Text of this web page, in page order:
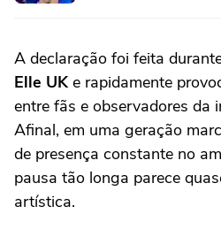
A declaração foi feita
Elle UK e rapidamente
entre fãs e observadores da
Afinal, em uma geração
de presença constante no
pausa tão longa parece
artística.